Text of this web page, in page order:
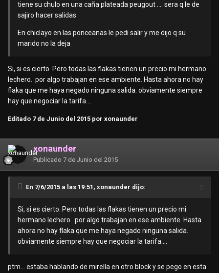
tiene su chulo en una caña plateada peugout .... sera q le de
sajiro hacer salidas
En chiclayo en las ponceanas le pedi salir y me dijo q su
marido no la deja
Si, si es cierto. Pero todas las flakas tienen un precio mi hermano
lechero. por algo trabajan en ese ambiente. Hasta ahora no hay
flaka que me haya negado ninguna salida. obviamente siempre
hay que negociar la tarifa....
Editado 7 de Junio del 2015 por xonaunder
xonaunder
Publicado 7 de Junio del 2015
En 7/6/2015 a las 19:51, xonaunder dijo:
Si, si es cierto. Pero todas las flakas tienen un precio mi
hermano lechero. por algo trabajan en ese ambiente. Hasta
ahora no hay flaka que me haya negado ninguna salida.
obviamente siempre hay que negociar la tarifa....
ptm... estaba hablando de mirella en otro block y se pego en esta